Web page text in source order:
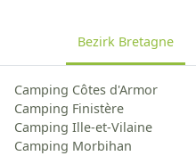
Bezirk Bretagne
Camping Côtes d'Armor
Camping Finistère
Camping Ille-et-Vilaine
Camping Morbihan